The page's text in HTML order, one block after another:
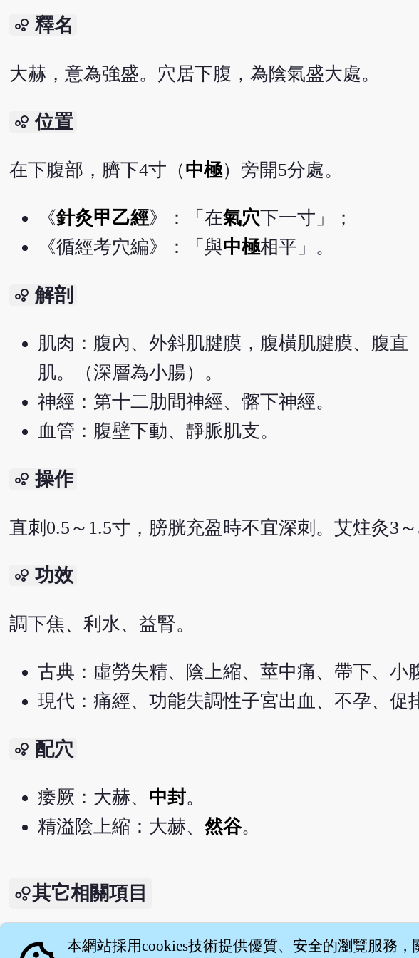
bubble_chart 釋名
大赫，意為強盛。穴居下腹，為陰氣盛大處。
bubble_chart 位置
在下腹部，臍下4寸（中極）旁開5分處。
《針灸甲乙經》：「在氣穴下一寸」；
《循經考穴編》：「與中極相平」。
bubble_chart 解剖
肌肉：腹內、外斜肌腱膜，腹橫肌腱膜、腹直
肌。（深層為小腸）。
神經：第十二肋間神經、髂下神經。
血管：腹壁下動、靜脈肌支。
bubble_chart 操作
直刺0.5～1.5寸，膀胱充盈時不宜深刺。艾炷灸3
bubble_chart 功效
調下焦、利水、益腎。
古典：虛勞失精、陰上縮、莖中痛、帶下、小
現代：痛經、功能失調性子宮出血、不孕、促
bubble_chart 配穴
痿厥：大赫、 中封。
精溢陰上縮：大赫、 然谷。
其它相關項目
針灸大成 - 大赫（一名陰維、一名陰關）
本網站採用cookies技術提供優質、安全的瀏覽服務，